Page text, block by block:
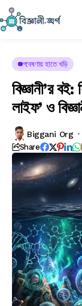
গবেষণায় হাতে খড়ি
বিজ্ঞানী’র
লাইফ’ ও
Biggani Org
Share